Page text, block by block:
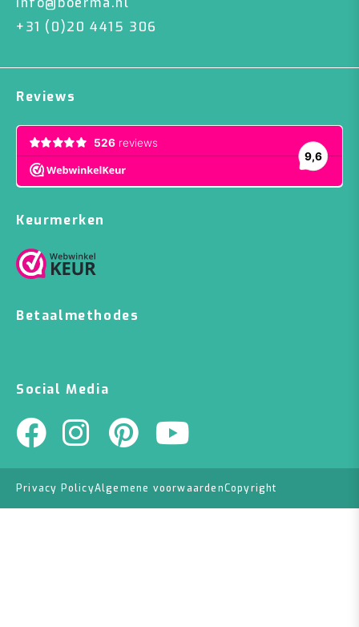
+31 (0)20 4415 306
Reviews
Keurmerken
Betaalmethodes
Social Media
Privacy PolicyAlgemene voorwaardenCopyright